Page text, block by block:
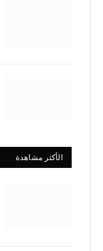
الأكثر مشاهدة